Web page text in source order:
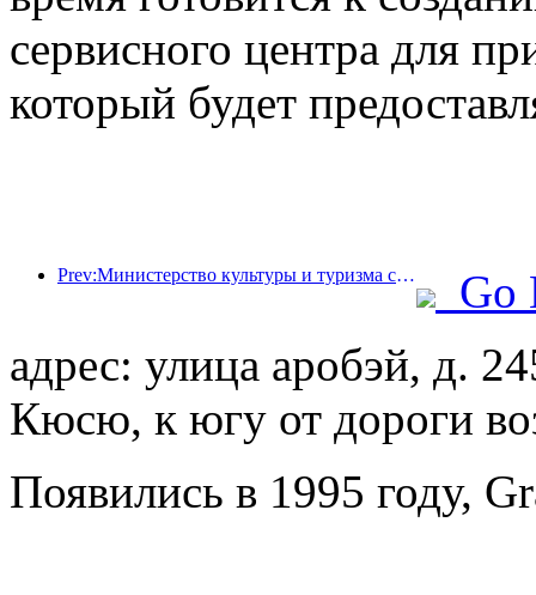
сервисного центра для
который будет
Prev:Министерство культуры и туризма сообщило, что в 2025 году 16 994 достопримечательности категории А посетили 7,51 миллиарда человек, что принесло доход от туризма в размере 554,49 миллиарда юаней.
Go
адрес: улица аробэй, д.
Кюсю, к югу от дороги
Появились в 1995 году,